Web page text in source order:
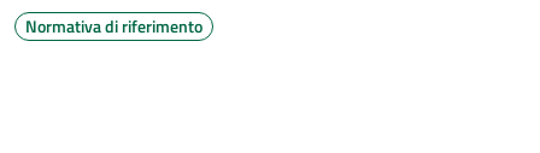
Normativa di riferimento